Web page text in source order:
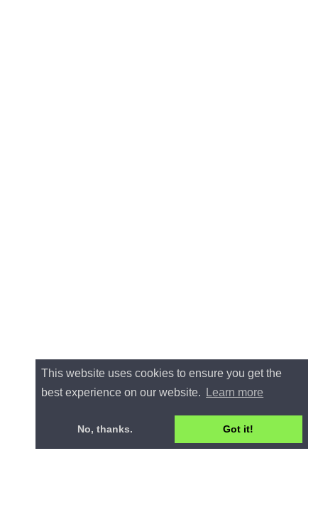
This website uses cookies to ensure you get the
best experience on our website.
Learn more
No, thanks. Got it!